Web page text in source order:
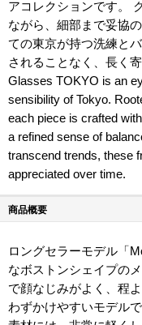
アコレクションです。
ながら、細部まで妥協
ての東京が持つ洗練と
されることなく、長く
Glasses TOKYO is an
sensibility of Tokyo.
each piece is crafted
a refined sense of
transcend trends, these
appreciated over time.
商品概要
ロングセラーモデル「
なボストンシェイプの
で顔なじみがよく、程
わずかけやすいモデルで